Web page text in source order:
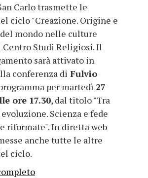
Carlo trasmette le
ciclo "Creazione. Origine e
mondo nelle culture
Studi Religiosi. Il
sarà attivato in
conferenza di Fulvio
per martedì 27
ore 17.30, dal titolo "Tra
Scienza e fede
riformate". In diretta web
anche tutte le altre
ciclo.